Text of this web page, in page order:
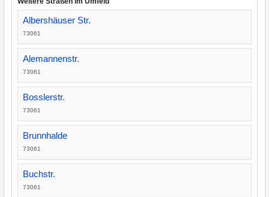
Albershäuser Str.
73061
Alemannenstr.
73061
Bosslerstr.
73061
Brunnhalde
73061
Buchstr.
73061